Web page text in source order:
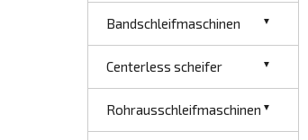
Bandschleifmaschinen
Centerless scheifer
Rohrausschleifmaschinen